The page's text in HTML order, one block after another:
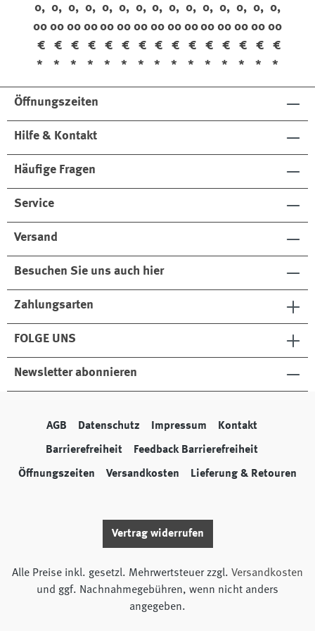
e
88
81
0,
00
€
*
e
19
07
0,
00
€
*
e
87
5
0,
00
€
*
e
81
38
0,
00
€
*
e
88
33
0,
00
€
*
e
82
08
Du
Ro
0,
00
€
*
e
88
81
0,
00
€
*
e
88
81
0,
00
€
*
e
88
81
0,
00
€
*
e
88
81
0,
00
€
*
e
19
07
0,
00
€
*
e
19
07
0,
00
€
*
e
19
07
0,
00
€
*
e
19
07
0,
00
€
*
e
19
07
0,
00
€
*
Öffnungszeiten
Hilfe & Kontakt
Häufige Fragen
Service
Versand
Besuchen Sie uns auch hier
Zahlungsarten
FOLGE UNS
Newsletter abonnieren
AGB Datenschutz Impressum Kontakt
Barrierefreiheit Feedback Barrierefreiheit
Öffnungszeiten Versandkosten Lieferung & Retouren
Vertrag widerrufen
Alle Preise inkl. gesetzl. Mehrwertsteuer zzgl. Versandkosten
und ggf. Nachnahmegebühren, wenn nicht anders
angegeben.